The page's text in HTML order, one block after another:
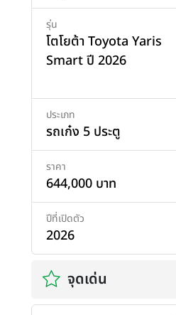
รุ่น
โตโยต้า Toyota Yaris
Smart ปี 2026
ประเภท
รถเก๋ง 5 ประตู
ราคา
644,000 บาท
ปีที่เปิดตัว
2026
จุดเด่น